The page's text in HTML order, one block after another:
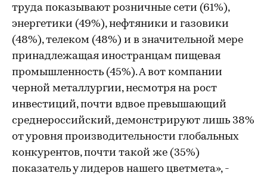
труда показывают розничные сети (61%),
энергетики (49%), нефтяники и газовики
(48%), телеком (48%) и в значительной мере
принадлежащая иностранцам пищевая
промышленность (45%). А вот компании
черной металлургии, несмотря на рост
инвестиций, почти вдвое превышающий
среднероссийский, демонстрируют лишь 38%
от уровня производительности глобальных
конкурентов, почти такой же (35%)
показатель у лидеров нашего цветмета», -